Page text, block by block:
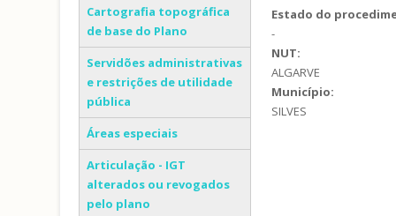
Cartografia topográfica
de base do Plano
Servidões administrativas
e restrições de utilidade
pública
Áreas especiais
Articulação - IGT
alterados ou revogados
pelo plano
Estado do
-
NUT:
ALGARVE
Município:
SILVES